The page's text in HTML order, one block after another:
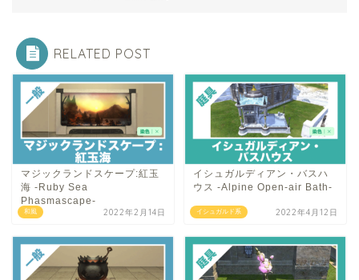
RELATED POST
和風
マジックランドスケープ:紅玉
海 -Ruby Sea
Phasmascape-
2022年2月14日 イシュガルド系
イシュガルディアン・バスハ
ウス -Alpine Open-air Bath-
2022年4月12日